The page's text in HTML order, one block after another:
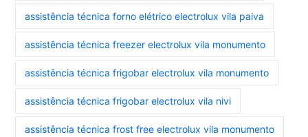
assistência técnica forno elétrico electrolux vila paiva
assistência técnica freezer electrolux vila monumento
assistência técnica frigobar electrolux vila monumento
assistência técnica frigobar electrolux vila nivi
assistência técnica frost free electrolux vila monumento